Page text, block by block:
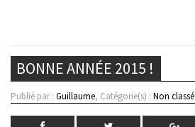
BONNE ANNÉE 2015 !
Publié par : Guillaume, Catégorie(s) : Non classé